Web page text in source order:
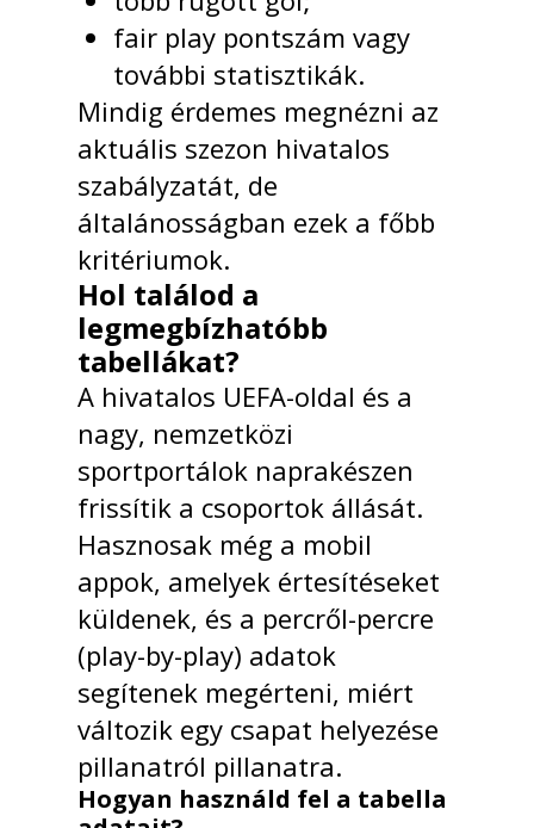
fair play pontszám vagy
további statisztikák.
Mindig érdemes megnézni az
aktuális szezon hivatalos
szabályzatát, de
általánosságban ezek a főbb
kritériumok.
Hol találod a
legmegbízhatóbb
tabellákat?
A hivatalos UEFA-oldal és a
nagy, nemzetközi
sportportálok naprakészen
frissítik a csoportok állását.
Hasznosak még a mobil
appok, amelyek értesítéseket
küldenek, és a percről-percre
(play-by-play) adatok
segítenek megérteni, miért
változik egy csapat helyezése
pillanatról pillanatra.
Hogyan használd fel a tabella